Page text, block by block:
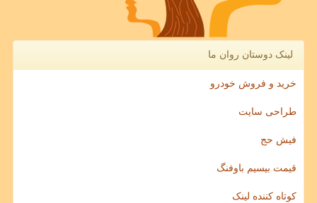
لینک دوستان روان ما
خرید و فروش خودرو
طراحی سایت
فیش حج
قیمت بیسیم باوفنگ
کوتاه کننده لینک